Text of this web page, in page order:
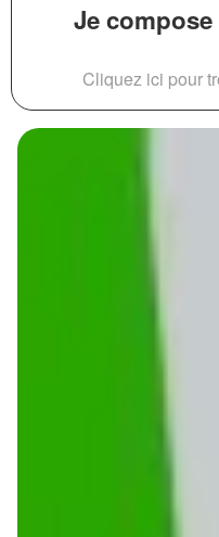
Je
Cliquez ici pour